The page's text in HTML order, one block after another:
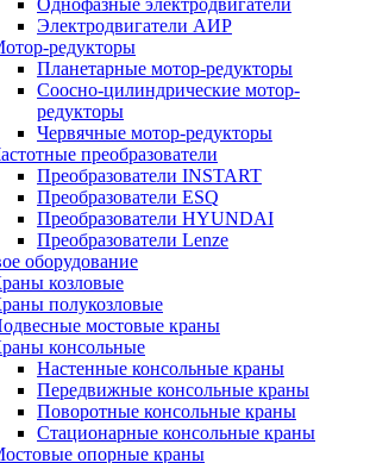
Однофазные электродвигатели
Электродвигатели АИР
редукторы
Планетарные мотор-редукторы
Соосно-цилиндрические мотор-
редукторы
Червячные мотор-редукторы
преобразователи
Преобразователи INSTART
Преобразователи ESQ
Преобразователи HYUNDAI
Преобразователи Lenze
оборудование
козловые
полукозловые
мостовые краны
консольные
Настенные консольные краны
Передвижные консольные краны
Поворотные консольные краны
Стационарные консольные краны
опорные краны